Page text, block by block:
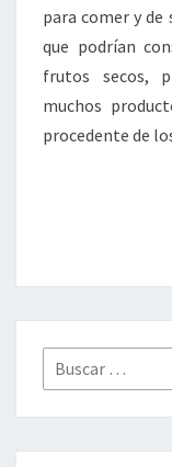
para comer y de
que podrían
frutos secos,
muchos
procedente de
Buscar
por: